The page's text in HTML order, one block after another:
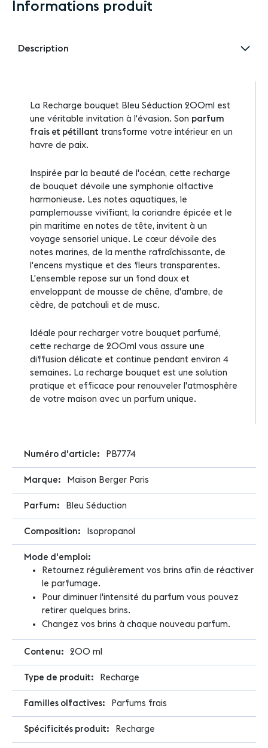
Informations produit
Description
La Recharge bouquet Bleu Séduction 200ml est
une véritable invitation à l'évasion. Son parfum
frais et pétillant transforme votre intérieur en un
havre de paix.
Inspirée par la beauté de l'océan, cette recharge
de bouquet dévoile une symphonie olfactive
harmonieuse. Les notes aquatiques, le
pamplemousse vivifiant, la coriandre épicée et le
pin maritime en notes de tête, invitent à un
voyage sensoriel unique. Le cœur dévoile des
notes marines, de la menthe rafraîchissante, de
l'encens mystique et des fleurs transparentes.
L'ensemble repose sur un fond doux et
enveloppant de mousse de chêne, d'ambre, de
cèdre, de patchouli et de musc.
Idéale pour recharger votre bouquet parfumé,
cette recharge de 200ml vous assure une
diffusion délicate et continue pendant environ 4
semaines. La recharge bouquet est une solution
pratique et efficace pour renouveler l'atmosphère
de votre maison avec un parfum unique.
PB7774
Maison Berger Paris
Bleu Séduction
Isopropanol
Retournez régulièrement vos brins afin de réactiver
le parfumage.
Pour diminuer l'intensité du parfum vous pouvez
retirer quelques brins.
Changez vos brins à chaque nouveau parfum.
200 ml
Recharge
Parfums frais
Recharge